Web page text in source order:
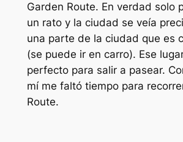
Garden Route. En verdad solo
un rato y la ciudad se veía
una parte de la ciudad que es
(se puede ir en carro). Ese
perfecto para salir a pasear.
mí me faltó tiempo para
Route.